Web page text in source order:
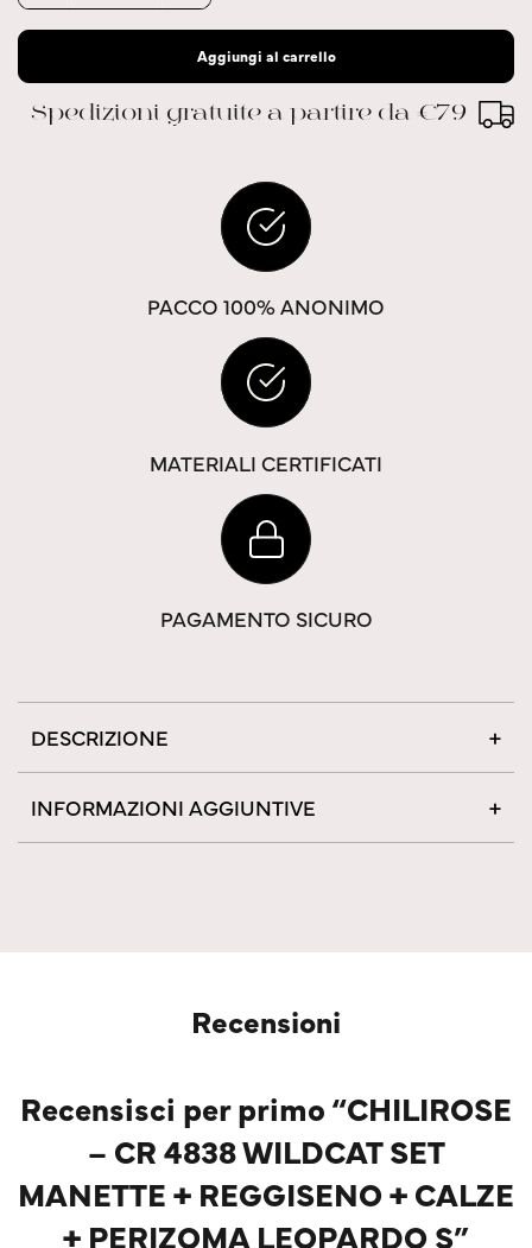
Aggiungi al carrello
Spedizioni gratuite a partire da €79
PACCO 100% ANONIMO
MATERIALI CERTIFICATI
PAGAMENTO SICURO
DESCRIZIONE
INFORMAZIONI AGGIUNTIVE
Recensioni
Recensisci per primo “CHILIROSE
– CR 4838 WILDCAT SET
MANETTE + REGGISENO + CALZE
+ PERIZOMA LEOPARDO S”